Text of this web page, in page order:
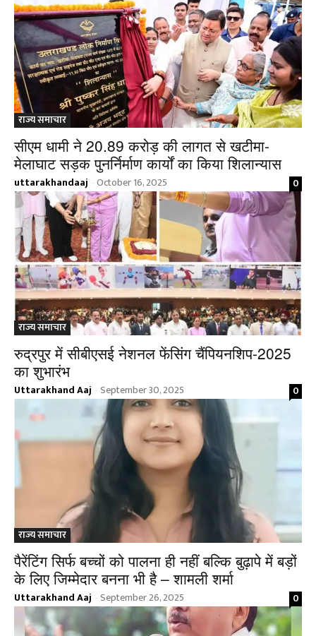
राज्य समाचार
सीएम धामी ने 20.89 करोड़ की लागत से खटीमा-
मेलाघाट सड़क पुनर्निर्माण कार्यों का किया शिलान्यास
uttarakhandaaj - October 16, 2025 0
राज्य समाचार
रुद्रपुर में सीबीएसई नेशनल फेंसिंग चैंपियनशिप-2025
का शुभारंभ
Uttarakhand Aaj - September 30, 2025 0
राज्य समाचार
पैरेंटिंग सिर्फ बच्चों को पालना ही नहीं बल्कि बुढ़ापे में बड़ों
के लिए जिम्मेदार बनना भी है – शामली शर्मा
Uttarakhand Aaj - September 26, 2025 0